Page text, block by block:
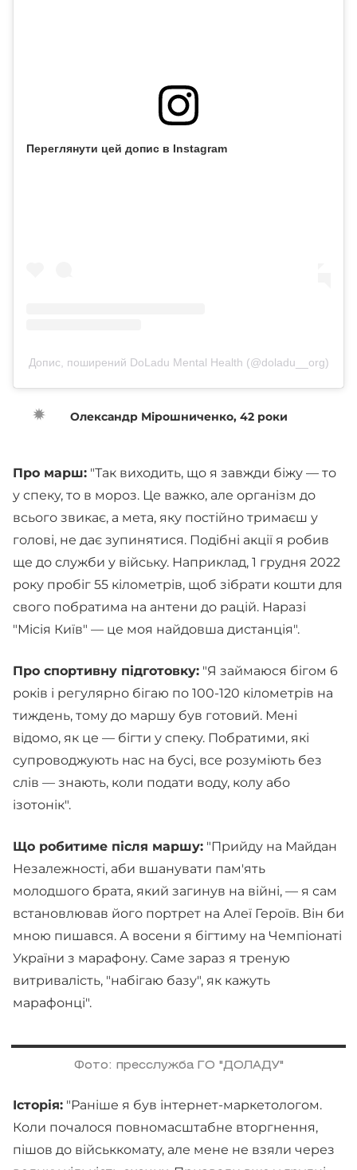
Переглянути цей допис в Instagram
Допис, поширений DoLadu Mental Health (@doladu__org)
Олександр Мірошниченко, 42 роки
Про марш: "Так виходить, що я завжди біжу — то
у спеку, то в мороз. Це важко, але організм до
всього звикає, а мета, яку постійно тримаєш у
голові, не дає зупинятися. Подібні акції я робив
ще до служби у війську. Наприклад, 1 грудня 2022
року пробіг 55 кілометрів, щоб зібрати кошти для
свого побратима на антени до рацій. Наразі
"Місія Київ" — це моя найдовша дистанція".
Про спортивну підготовку: "Я займаюся бігом 6
років і регулярно бігаю по 100-120 кілометрів на
тиждень, тому до маршу був готовий. Мені
відомо, як це — бігти у спеку. Побратими, які
супроводжують нас на бусі, все розуміють без
слів — знають, коли подати воду, колу або
ізотонік".
Що робитиме після маршу: "Прийду на Майдан
Незалежності, аби вшанувати пам'ять
молодшого брата, який загинув на війні, — я сам
встановлював його портрет на Алеї Героїв. Він би
мною пишався. А восени я бігтиму на Чемпіонаті
України з марафону. Саме зараз я треную
витривалість, "набігаю базу", як кажуть
марафонці".
Фото: пресслужба ГО "ДОЛАДУ"
Історія: "Раніше я був інтернет-маркетологом.
Коли почалося повномасштабне вторгнення,
пішов до військкомату, але мене не взяли через